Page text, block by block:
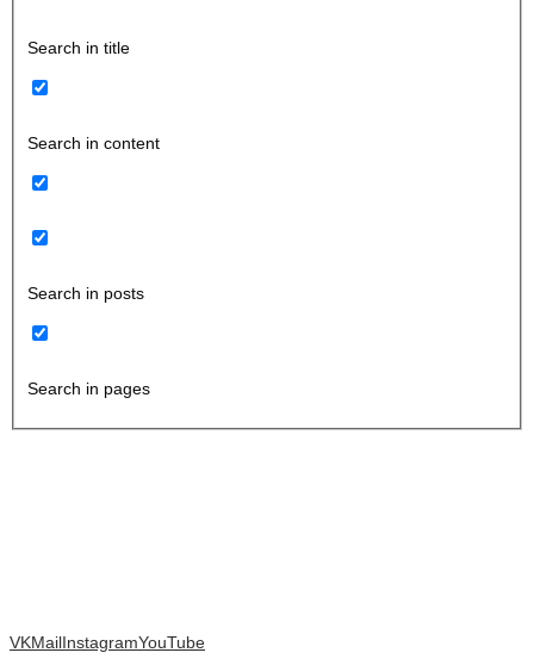
Search in title
Search in content
Search in posts
Search in pages
VKMailInstagramYouTube